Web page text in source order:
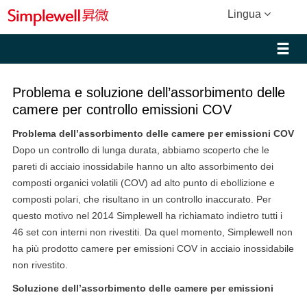
Lingua
Problema e soluzione dell’assorbimento delle
camere per controllo emissioni COV
Problema dell’assorbimento delle camere per emissioni COV
Dopo un controllo di lunga durata, abbiamo scoperto che le
pareti di acciaio inossidabile hanno un alto assorbimento dei
composti organici volatili (COV) ad alto punto di ebollizione e
composti polari, che risultano in un controllo inaccurato. Per
questo motivo nel 2014 Simplewell ha richiamato indietro tutti i
46 set con interni non rivestiti. Da quel momento, Simplewell non
ha più prodotto camere per emissioni COV in acciaio inossidabile
non rivestito.
Soluzione dell’assorbimento delle camere per emissioni